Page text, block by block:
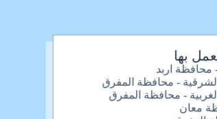
بها
- محافظة اربد
الشرقية - محافظة المفرق
الغربية - محافظة المفرق
معان